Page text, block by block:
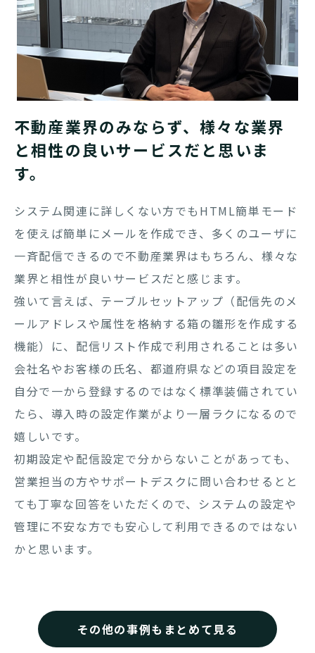
不動産業界のみならず、様々な業界
と相性の良いサービスだと思いま
す。
システム関連に詳しくない方でもHTML簡単モード
を使えば簡単にメールを作成でき、多くのユーザに
一斉配信できるので不動産業界はもちろん、様々な
業界と相性が良いサービスだと感じます。
強いて言えば、テーブルセットアップ（配信先のメ
ールアドレスや属性を格納する箱の雛形を作成する
機能）に、配信リスト作成で利用されることは多い
会社名やお客様の氏名、都道府県などの項目設定を
自分で一から登録するのではなく標準装備されてい
たら、導入時の設定作業がより一層ラクになるので
嬉しいです。
初期設定や配信設定で分からないことがあっても、
営業担当の方やサポートデスクに問い合わせるとと
ても丁寧な回答をいただくので、システムの設定や
管理に不安な方でも安心して利用できるのではない
かと思います。
その他の事例もまとめて見る